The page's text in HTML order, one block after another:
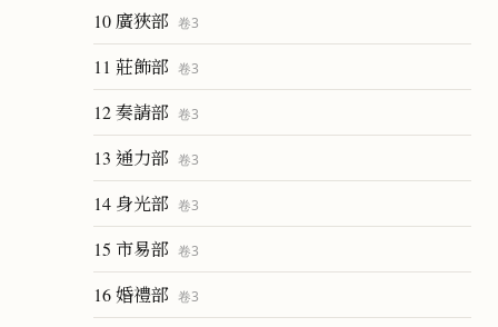
10 廣狹部 卷3
11 莊飾部 卷3
12 奏請部 卷3
13 通力部 卷3
14 身光部 卷3
15 市易部 卷3
16 婚禮部 卷3